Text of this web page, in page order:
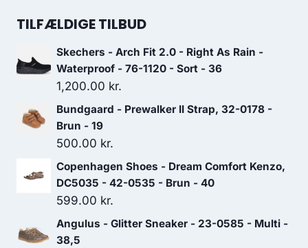
pris
1,500.00 kr..1,050.00 kr..
TILFÆLDIGE TILBUD
Skechers - Arch Fit 2.0 - Right As Rain -
Waterproof - 76-1120 - Sort - 36
1,200.00 kr.
Bundgaard - Prewalker II Strap, 32-0178 -
Brun - 19
500.00 kr.
Copenhagen Shoes - Dream Comfort Kenzo,
DC5035 - 42-0535 - Brun - 40
599.00 kr.
Angulus - Glitter Sneaker - 23-0585 - Multi -
38,5